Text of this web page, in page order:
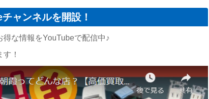
ャンネルを開設！
な情報をYouTubeで配信中♪
！